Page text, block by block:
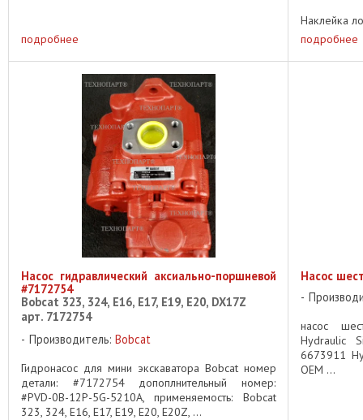
подробнее
Наклейка
подробнее
Насос гидравлический аксиально-поршневой
#7172754
Bobcat 323, 324, E16, E17, E19, E20, DX17Z
арт. 7172754
Производитель: Bobcat
Гидронасос для мини экскаватора Bobcat номер
детали: #7172754 допоплнительный номер:
#PVD-0B-12P-5G-5210A, применяемость: Bobcat
323, 324, E16, E17, E19, E20, E20Z, ...
Насос
насос
Hydraulic
6673911
OEM ...